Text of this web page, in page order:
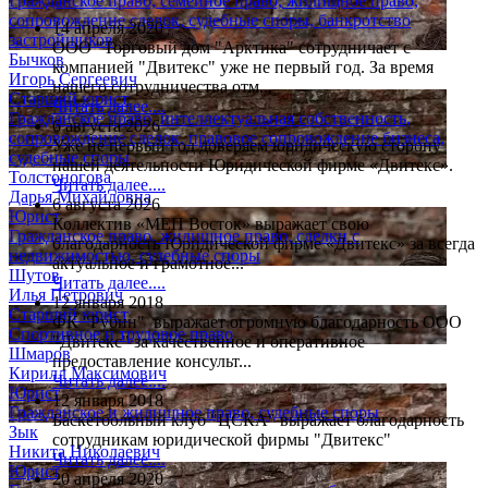
сопровождение сделок, судебные споры, банкротство
застройщиков
Бычков
Игорь Сергеевич
Старший юрист
Гражданское право, интеллектуальная собственность,
сопровождение сделок, правовое сопровождение бизнеса,
судебные споры
Толстоногова
Дарья Михайловна
Юрист
Гражданское право, жилищное право, сделки с
недвижимостью, судебные споры
Шутов
Илья Петрович
Старший юрист
Спортивное и трудовое право
Шмаров
Кирилл Максимович
Юрист
Гражданское и жилищное право, судебные споры
Зык
Никита Николаевич
Юрист
14 апреля 2020
ООО "Торговый дом "Арктика" сотрудничает с
компанией "Двитекс" уже не первый год. За время
нашего сотрудничества отм...
Читать далее....
6 августа 2026
Уже не первый год доверяем юридическую сторону
нашей деятельности Юридической фирме «Двитекс».
Читать далее....
6 августа 2026
Коллектив «МЕП Восток» выражает свою
благодарность Юридической фирме «Двитекс» за всегда
актуальное и грамотное...
Читать далее....
12 января 2018
ФК "Рубин" выражает огромную благодарность ООО
"Двитекс" за качественное и оперативное
предоставление консульт...
Читать далее....
12 января 2018
Баскетбольный клуб "ЦСКА" выражает благодарность
сотрудникам юридической фирмы "Двитекс"
Читать далее....
20 апреля 2020